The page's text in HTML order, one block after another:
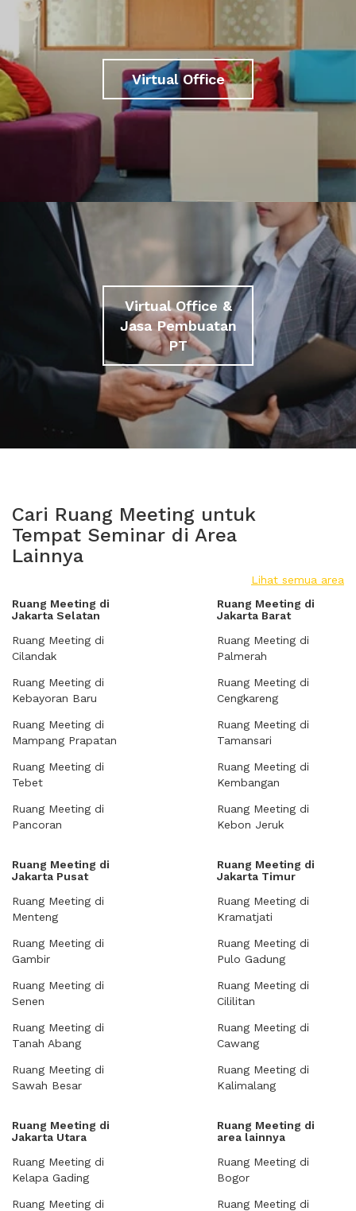
Virtual Office
Virtual Office &
Jasa Pembuatan
PT
Cari Ruang Meeting untuk
Tempat Seminar di Area
Lainnya
Lihat semua area
Ruang Meeting di
Jakarta Selatan
Ruang Meeting di
Cilandak
Ruang Meeting di
Kebayoran Baru
Ruang Meeting di
Mampang Prapatan
Ruang Meeting di
Tebet
Ruang Meeting di
Pancoran
Ruang Meeting di
Jakarta Barat
Ruang Meeting di
Palmerah
Ruang Meeting di
Cengkareng
Ruang Meeting di
Tamansari
Ruang Meeting di
Kembangan
Ruang Meeting di
Kebon Jeruk
Ruang Meeting di
Jakarta Pusat
Ruang Meeting di
Menteng
Ruang Meeting di
Gambir
Ruang Meeting di
Senen
Ruang Meeting di
Tanah Abang
Ruang Meeting di
Sawah Besar
Ruang Meeting di
Jakarta Timur
Ruang Meeting di
Kramatjati
Ruang Meeting di
Pulo Gadung
Ruang Meeting di
Cililitan
Ruang Meeting di
Cawang
Ruang Meeting di
Kalimalang
Ruang Meeting di
Jakarta Utara
Ruang Meeting di
Kelapa Gading
Ruang Meeting di
Ruang Meeting di
area lainnya
Ruang Meeting di
Bogor
Ruang Meeting di